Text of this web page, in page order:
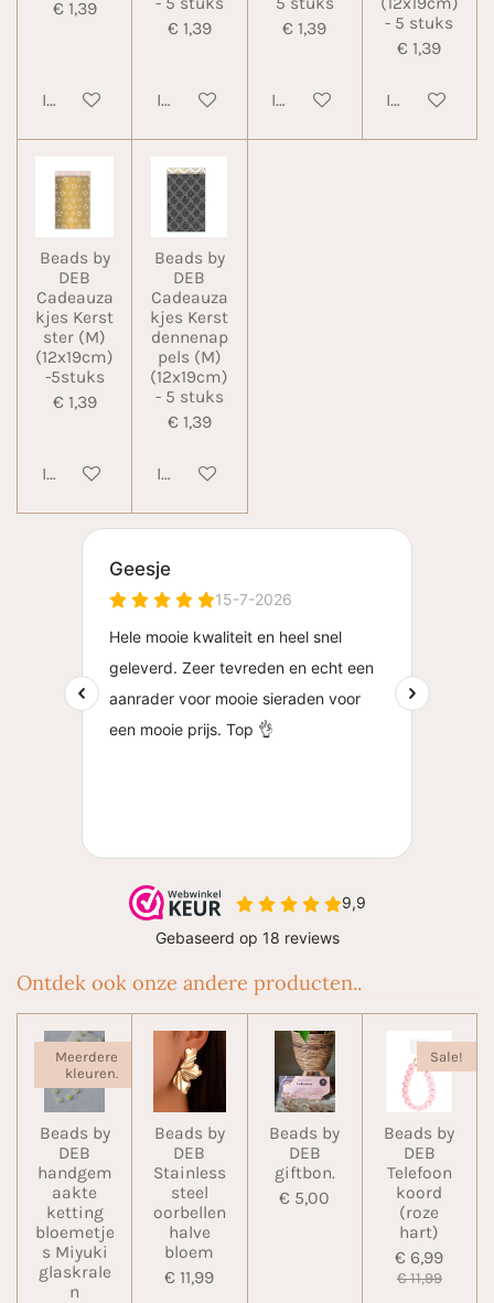
€ 1,39
In winkelwagen
€ 1,39
In winkelwagen
€ 1,39
In winkelwagen
- 5 stuks
€ 1,39
In
Beads by
DEB
Cadeauza
kjes Kerst
ster (M)
(12x19cm)
-5stuks
€ 1,39
In winkelwagen
Beads by
DEB
Cadeauza
kjes Kerst
dennenap
pels (M)
(12x19cm)
- 5 stuks
€ 1,39
In winkelwagen
Ontdek ook onze andere producten..
Meerdere
kleuren.
Beads by
DEB
handgem
aakte
ketting
bloemetje
s Miyuki
glaskrale
n
Beads by
DEB
Stainless
steel
oorbellen
halve
bloem
€ 11,99
Beads by
DEB
giftbon.
€ 5,00
Sale!
Beads by
DEB
Telefoon
koord
(roze
hart)
€ 6,99
€ 11,99